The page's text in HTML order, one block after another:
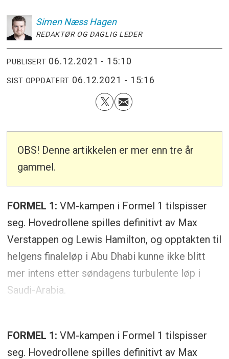
Simen Næss Hagen
REDAKTØR OG DAGLIG LEDER
PUBLISERT 06.12.2021 - 15:10
SIST OPPDATERT 06.12.2021 - 15:16
OBS! Denne artikkelen er mer enn tre år
gammel.
FORMEL 1: VM-kampen i Formel 1 tilspisser
seg. Hovedrollene spilles definitivt av Max
Verstappen og Lewis Hamilton, og opptakten til
helgens finaleløp i Abu Dhabi kunne ikke blitt
mer intens etter søndagens turbulente løp i
Saudi-Arabia.
FORMEL 1: VM-kampen i Formel 1 tilspisser
seg. Hovedrollene spilles definitivt av Max